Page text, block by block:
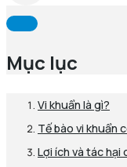
Mục lục
Vi khuẩn là gì?
Tế bào vi khuẩn
Lợi ích và tác hại